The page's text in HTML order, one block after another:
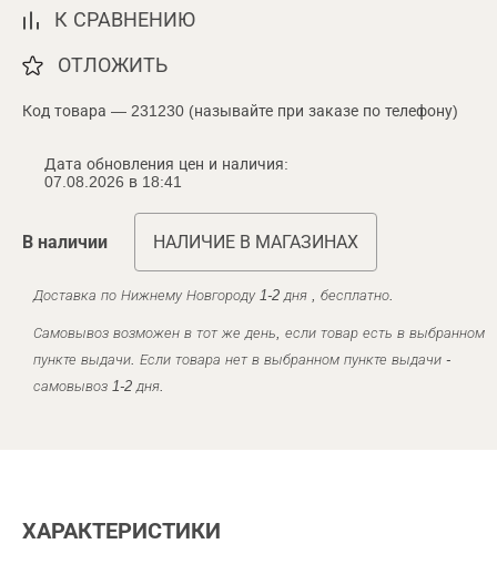
К СРАВНЕНИЮ
ОТЛОЖИТЬ
Код товара — 231230 (называйте при заказе по телефону)
Дата обновления цен и наличия:
07.08.2026 в 18:41
В наличии НАЛИЧИЕ В МАГАЗИНАХ
Доставка по Нижнему Новгороду 1-2 дня , бесплатно.
Самовывоз возможен в тот же день, если товар есть в выбранном
пункте выдачи. Если товара нет в выбранном пункте выдачи -
самовывоз 1-2 дня.
ХАРАКТЕРИСТИКИ